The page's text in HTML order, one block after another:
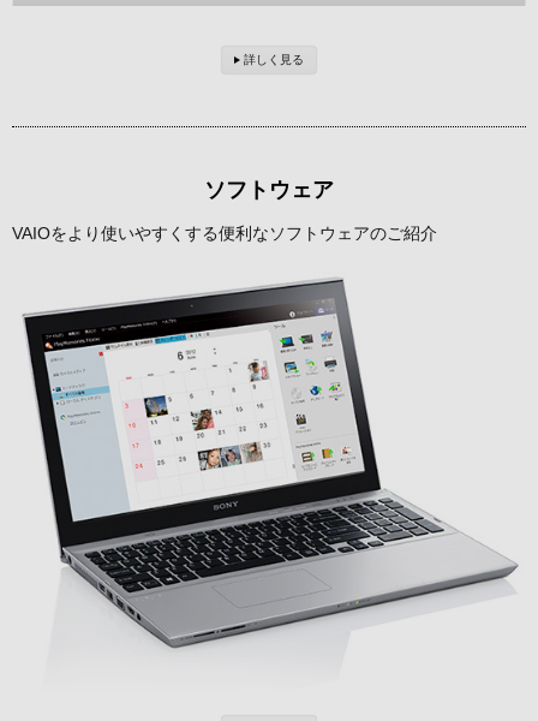
詳しく見る
ソフトウェア
VAIOをより使いやすくする便利なソフトウェアのご紹介